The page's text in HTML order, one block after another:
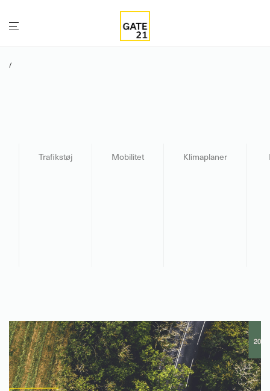
/
Trafikstøj Mobilitet Klimaplaner